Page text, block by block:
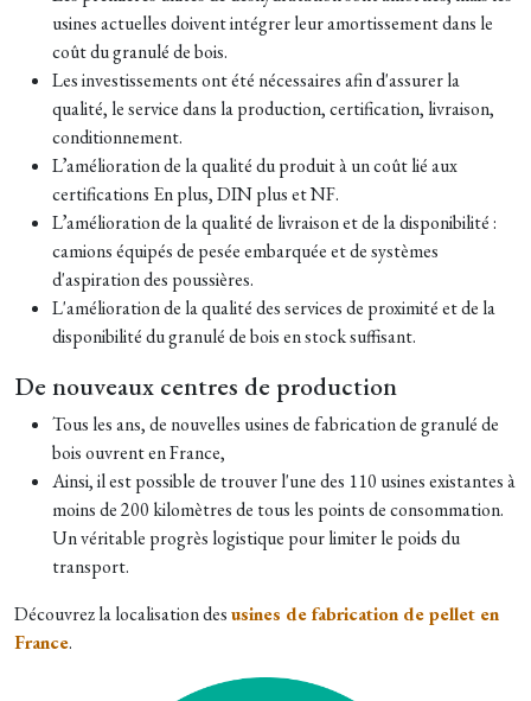
usines actuelles doivent intégrer leur amortissement dans le
coût du granulé de bois.
Les investissements ont été nécessaires afin d'assurer la
qualité, le service dans la production, certification, livraison,
conditionnement.
L’amélioration de la qualité du produit à un coût lié aux
certifications En plus, DIN plus et NF.
L’amélioration de la qualité de livraison et de la disponibilité :
camions équipés de pesée embarquée et de systèmes
d'aspiration des poussières.
L'amélioration de la qualité des services de proximité et de la
disponibilité du granulé de bois en stock suffisant.
De nouveaux centres de production
Tous les ans, de nouvelles usines de fabrication de granulé de
bois ouvrent en France,
Ainsi, il est possible de trouver l'une des 110 usines existantes à
moins de 200 kilomètres de tous les points de consommation.
Un véritable progrès logistique pour limiter le poids du
transport.
Découvrez la localisation desusines de fabrication de pellet en
France.